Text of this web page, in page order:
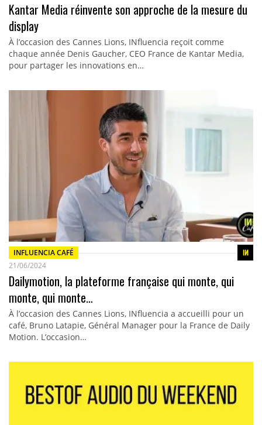
Kantar Media réinvente son approche de la mesure du
display
À l’occasion des Cannes Lions, INfluencia reçoit comme
chaque année Denis Gaucher, CEO France de Kantar Media,
pour partager les innovations en…
INFLUENCIA CAFÉ
21/06/2024
Dailymotion, la plateforme française qui monte, qui
monte, qui monte…
À l’occasion des Cannes Lions, INfluencia a accueilli pour un
café, Bruno Latapie, Général Manager pour la France de Daily
Motion. L’occasion…